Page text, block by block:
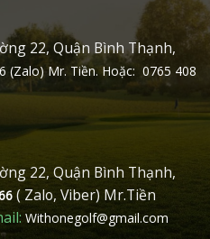
22, Quận Bình Thạnh,
(Zalo) Mr. Tiền. Hoặc: 0765 408
22, Quận Bình Thạnh,
( Zalo, Viber) Mr.Tiền
Withonegolf@gmail.com